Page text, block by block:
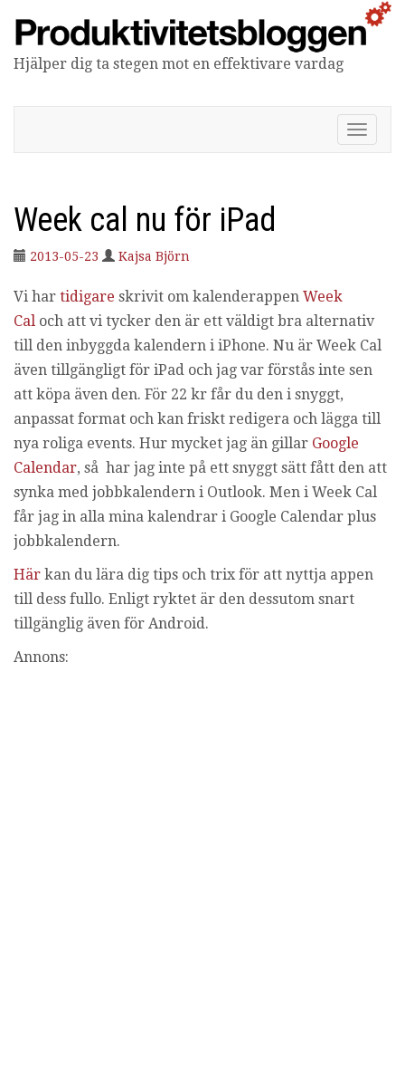
Hjälper dig ta stegen mot en effektivare vardag
V
i
a
v
g
i
n
Week cal nu för iPad
2013-05-23 Kajsa Björn
Vi har tidigare skrivit om kalenderappen Week
Cal och att vi tycker den är ett väldigt bra alternativ
till den inbyggda kalendern i iPhone. Nu är Week Cal
även tillgängligt för iPad och jag var förstås inte sen
att köpa även den. För 22 kr får du den i snyggt,
anpassat format och kan friskt redigera och lägga till
nya roliga events. Hur mycket jag än gillar Google
Calendar, så har jag inte på ett snyggt sätt fått den att
synka med jobbkalendern i Outlook. Men i Week Cal
får jag in alla mina kalendrar i Google Calendar plus
jobbkalendern.
Här kan du lära dig tips och trix för att nyttja appen
till dess fullo. Enligt ryktet är den dessutom snart
tillgänglig även för Android.
Annons: